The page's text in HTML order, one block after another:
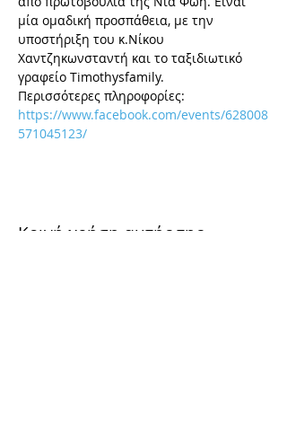
μία ομαδική προσπάθεια, με την
υποστήριξη του κ.Νίκου
Χαντζηκωνσταντή και το ταξιδιωτικό
γραφείο Timothysfamily.
Περισσότερες πληροφορίες:
https://www.facebook.com/events/628008
571045123/
Κοινή χρήση αυτής της